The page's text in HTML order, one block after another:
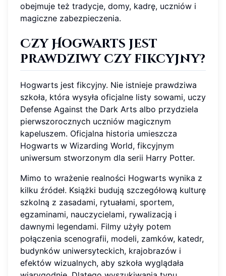
obejmuje też tradycje, domy, kadrę, uczniów i
magiczne zabezpieczenia.
Czy Hogwarts jest
prawdziwy czy fikcyjny?
Hogwarts jest fikcyjny. Nie istnieje prawdziwa
szkoła, która wysyła oficjalne listy sowami, uczy
Defense Against the Dark Arts albo przydziela
pierwszorocznych uczniów magicznym
kapeluszem. Oficjalna historia umieszcza
Hogwarts w Wizarding World, fikcyjnym
uniwersum stworzonym dla serii Harry Potter.
Mimo to wrażenie realności Hogwarts wynika z
kilku źródeł. Książki budują szczegółową kulturę
szkolną z zasadami, rytuałami, sportem,
egzaminami, nauczycielami, rywalizacją i
dawnymi legendami. Filmy użyły potem
połączenia scenografii, modeli, zamków, katedr,
budynków uniwersyteckich, krajobrazów i
efektów wizualnych, aby szkoła wyglądała